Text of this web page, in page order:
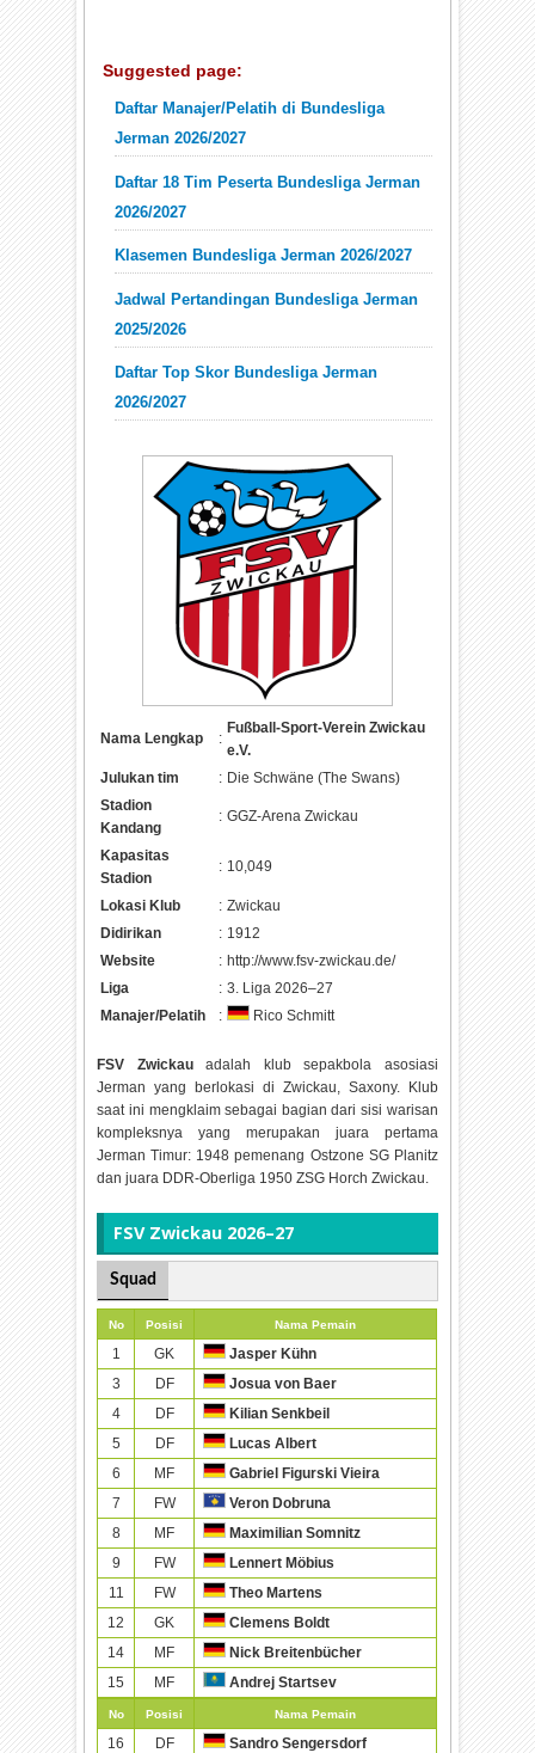
Suggested page:
Daftar Manajer/Pelatih di Bundesliga
Jerman 2026/2027
Daftar 18 Tim Peserta Bundesliga Jerman
2026/2027
Klasemen Bundesliga Jerman 2026/2027
Jadwal Pertandingan Bundesliga Jerman
2025/2026
Daftar Top Skor Bundesliga Jerman
2026/2027
Nama Lengkap :
Fußball-Sport-Verein Zwickau
e.V.
Julukan tim
: Die Schwäne (The Swans)
Stadion
Kandang
: GGZ-Arena Zwickau
Kapasitas
Stadion
: 10,049
Lokasi Klub : Zwickau
Didirikan
: 1912
Website
: http://www.fsv-zwickau.de/
Liga
: 3. Liga 2026–27
Manajer/Pelatih
: Rico Schmitt
FSV Zwickauadalah klub sepakbola asosiasi
Jerman yang berlokasi di Zwickau, Saxony. Klub
saat ini mengklaim sebagai bagian dari sisi warisan
kompleksnya yang merupakan juara pertama
Jerman Timur: 1948 pemenang Ostzone SG Planitz
dan juara DDR-Oberliga 1950 ZSG Horch Zwickau.
FSV Zwickau 2026–27
Squad
No Posisi Nama Pemain
1 GK
Jasper Kühn
3
DF
Josua von Baer
4
DF
Kilian Senkbeil
5
DF
Lucas Albert
6
MF
Gabriel Figurski Vieira
7
FW
Veron Dobruna
8
MF
Maximilian Somnitz
9
FW
Lennert Möbius
11
FW
Theo Martens
12
GK
Clemens Boldt
14
MF
Nick Breitenbücher
15
MF Andrej Startsev
No Posisi Nama Pemain
16 DF
Sandro Sengersdorf